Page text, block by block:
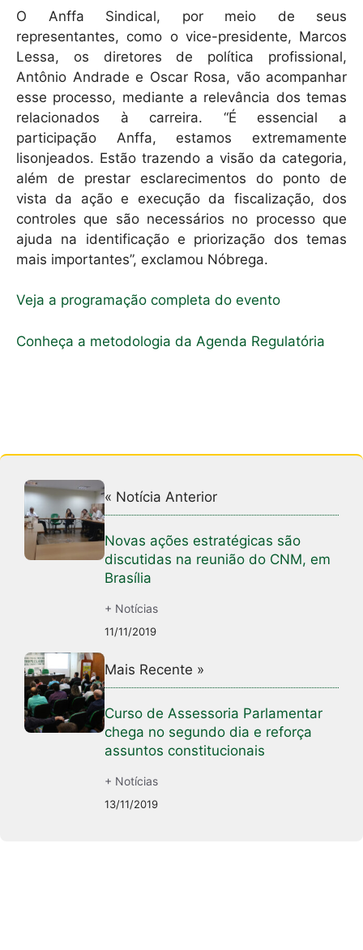
O Anffa Sindical, por meio de seus
representantes, como o vice-presidente, Marcos
Lessa, os diretores de política profissional,
Antônio Andrade e Oscar Rosa, vão acompanhar
esse processo, mediante a relevância dos temas
relacionados à carreira. “É essencial a
participação Anffa, estamos extremamente
lisonjeados. Estão trazendo a visão da categoria,
além de prestar esclarecimentos do ponto de
vista da ação e execução da fiscalização, dos
controles que são necessários no processo que
ajuda na identificação e priorização dos temas
mais importantes”, exclamou Nóbrega.
Veja a programação completa do evento
Conheça a metodologia da Agenda Regulatória
« Notícia Anterior
Novas ações estratégicas são
discutidas na reunião do CNM, em
Brasília
+ Notícias
11/11/2019
Mais Recente »
Curso de Assessoria Parlamentar
chega no segundo dia e reforça
assuntos constitucionais
+ Notícias
13/11/2019